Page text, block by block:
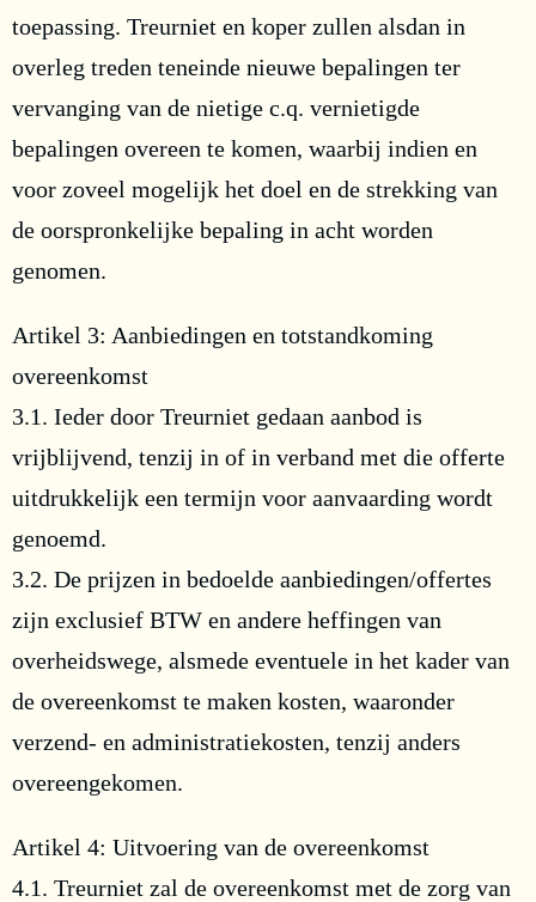
toepassing. Treurniet en koper zullen alsdan in
overleg treden teneinde nieuwe bepalingen ter
vervanging van de nietige c.q. vernietigde
bepalingen overeen te komen, waarbij indien en
voor zoveel mogelijk het doel en de strekking van
de oorspronkelijke bepaling in acht worden
genomen.
Artikel 3: Aanbiedingen en totstandkoming
overeenkomst
3.1. Ieder door Treurniet gedaan aanbod is
vrijblijvend, tenzij in of in verband met die offerte
uitdrukkelijk een termijn voor aanvaarding wordt
genoemd.
3.2. De prijzen in bedoelde aanbiedingen/offertes
zijn exclusief BTW en andere heffingen van
overheidswege, alsmede eventuele in het kader van
de overeenkomst te maken kosten, waaronder
verzend- en administratiekosten, tenzij anders
overeengekomen.
Artikel 4: Uitvoering van de overeenkomst
4.1. Treurniet zal de overeenkomst met de zorg van